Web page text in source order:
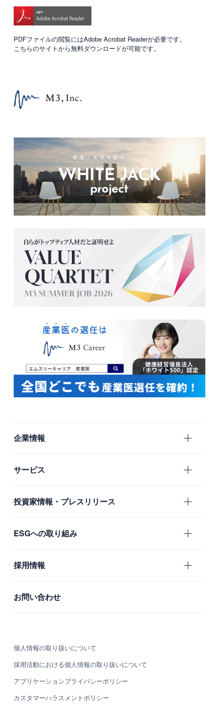
PDFファイルの閲覧にはAdobe Acrobat Readerが必要です。
こちらのサイトから無料ダウンロードが可能です。
企業情報
エムスリーの目指すもの
沿革
サービス
エムスリー
海外グループ会社
投資家情報・プレスリリース
ESGへの取り組み
ガバナンス
環境
採用情報
新卒採用
募集職種
グループ会社 採用情報
お問い合わせ
個人情報の取り扱いについて
採用活動における個人情報の取り扱いについて
アプリケーションプライバシーポリシー
カスタマーハラスメントポリシー